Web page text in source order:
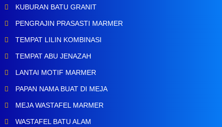
KUBURAN BATU GRANIT
PENGRAJIN PRASASTI MARMER
TEMPAT LILIN KOMBINASI
TEMPAT ABU JENAZAH
LANTAI MOTIF MARMER
PAPAN NAMA BUAT DI MEJA
MEJA WASTAFEL MARMER
WASTAFEL BATU ALAM